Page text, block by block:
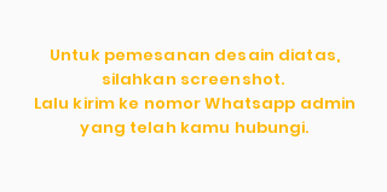
Untuk pemesanan desain diatas,
silahkan screenshot.
Lalu kirim ke nomor Whatsapp admin
yang telah kamu hubungi.